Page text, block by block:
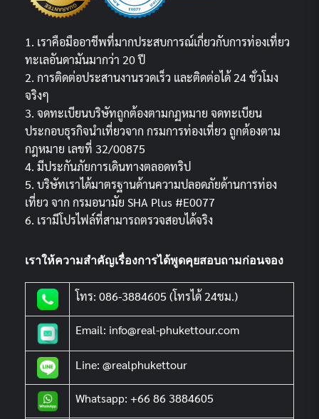
1. เราคือมืออาชีพที่มากประสบการณ์เกี่ยวกับการท่องเที่ยว
ทะเลอันดามันมากว่า 20 ปี
2. การติดต่อประสานงานรวดเร็ว และติดต่อได้ 24 ชั่วโมง
จริงๆ
3. จดทะเบียนบริษัทถูกต้องตามกฏหมาย จดทะเบียน
ประกอบธุรกิจนำเที่ยวจาก กรมการท่องเที่ยว ถูกต้องตาม
กฎหมาย เลขที่ 32/00875
4. มีประกันภัยการเดินทางตลอดทริป
5. บริษัทเราได้มาตรฐานด้านความปลอดภัยด้านการท่อง
เที่ยว จาก กรมอนามัย SHA Plus #E0077
6. เรามีโปรไฟล์ที่สามารถตรวจสอบได้จริง
เราให้ความสำคัญเรื่องการได้พูดคุยสอบถามก่อนจอง
โทร: 086-3884605 (โทรได้ 24ชม.)
Email: info@real-phukettour.com
Line: @realphukettour
Whatsapp: +66 86 3884605